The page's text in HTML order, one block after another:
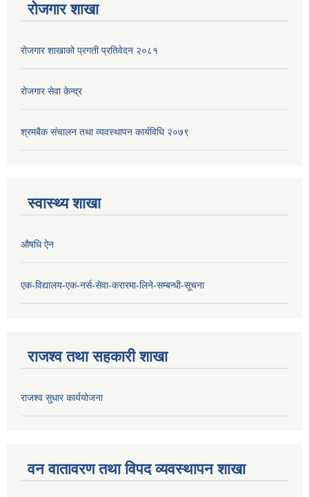
रोजगार शाखा
रोजगार शाखाको प्रगती प्रतिवेदन २०८१
रोजगार सेवा केन्द्र
श्रमबैक संचालन तथा व्यवस्थापन कार्यविधि २०७९
स्वास्थ्य शाखा
औषधि ऐन
एक-विद्यालय-एक-नर्स-सेवा-करारमा-लिने-सम्बन्धी-सूचना
राजश्व तथा सहकारी शाखा
राजश्व सुधार कार्ययोजना
वन वातावरण तथा विपद व्यवस्थापन शाखा